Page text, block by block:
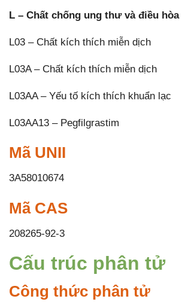
L – Chất chống ung thư và điều
L03 – Chất kích thích miễn dịch
L03A – Chất kích thích miễn dịch
L03AA – Yếu tố kích thích khuẩn lạc
L03AA13 – Pegfilgrastim
Mã UNII
3A58010674
Mã CAS
208265-92-3
Cấu trúc phân tử
Công thức phân tử